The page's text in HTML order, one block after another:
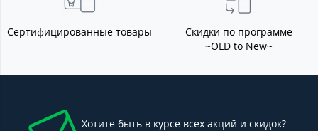
Сертифицированные товары
Скидки по программе
~OLD to New~
Хотите быть в курсе всех акций и скидок?